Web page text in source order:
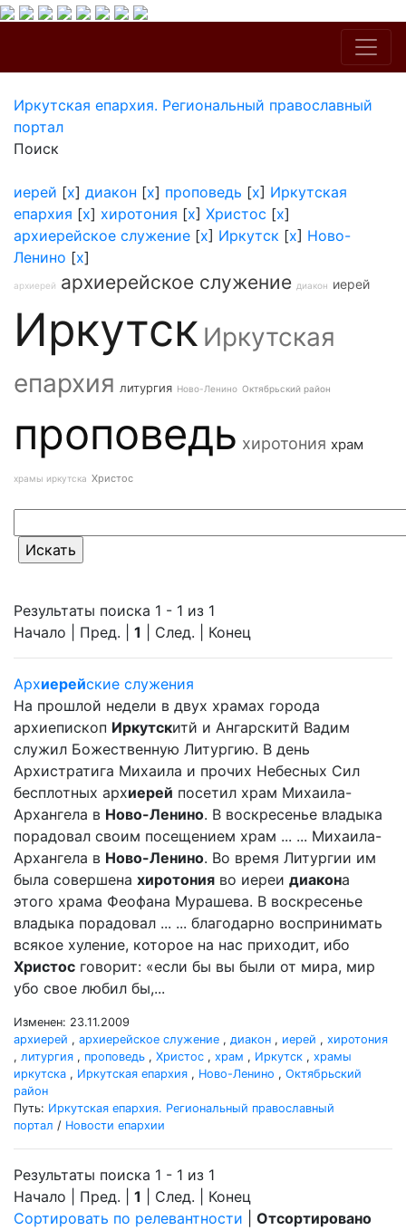
Иркутская епархия. Региональный православный
портал
Поиск
иерей [x] диакон [x] проповедь [x] Иркутская
епархия [x] хиротония [x] Христос [x]
архиерейское служение [x] Иркутск [x] Ново-
Ленино [x]
архиерей архиерейское служение диакон иерей
Иркутск Иркутская
епархия литургия Ново-Ленино Октябрьский район
проповедь хиротония храм
храмы иркутска Христос
Результаты поиска 1 - 1 из 1
Начало | Пред. | 1 | След. | Конец
Архиерейские служения
На прошлой недели в двух храмах города
архиепископ Иркутскитй и Ангарскитй Вадим
служил Божественную Литургию. В день
Архистратига Михаила и прочих Небесных Сил
бесплотных архиерей посетил храм Михаила-
Архангела в Ново-Ленино. В воскресенье владыка
порадовал своим посещением храм ... ... Михаила-
Архангела в Ново-Ленино. Во время Литургии им
была совершена хиротония во иереи диакона
этого храма Феофана Мурашева. В воскресенье
владыка порадовал ... ... благодарно воспринимать
всякое хуление, которое на нас приходит, ибо
Христос говорит: «если бы вы были от мира, мир
убо свое любил бы,...
Изменен: 23.11.2009
архиерей , архиерейское служение , диакон , иерей , хиротония
, литургия , проповедь , Христос , храм , Иркутск , храмы
иркутска , Иркутская епархия , Ново-Ленино , Октябрьский
район
Путь: Иркутская епархия. Региональный православный
портал / Новости епархии
Результаты поиска 1 - 1 из 1
Начало | Пред. | 1 | След. | Конец
Сортировать по релевантности
Отсортировано